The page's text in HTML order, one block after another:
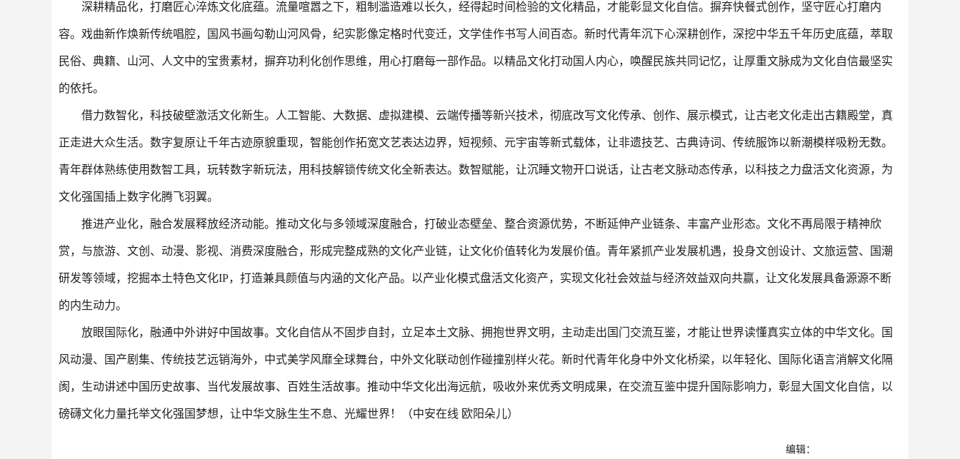
深耕精品化，打磨匠心淬炼文化底蕴。流量喧嚣之下，粗制滥造难以长久，经得起时间检验的文化精品，才能彰显文化自信。摒弃快餐式创作，坚守匠心打磨内
容。戏曲新作焕新传统唱腔，国风书画勾勒山河风骨，纪实影像定格时代变迁，文学佳作书写人间百态。新时代青年沉下心深耕创作，深挖中华五千年历史底蕴，萃取
民俗、典籍、山河、人文中的宝贵素材，摒弃功利化创作思维，用心打磨每一部作品。以精品文化打动国人内心，唤醒民族共同记忆，让厚重文脉成为文化自信最坚实
的依托。
借力数智化，科技破壁激活文化新生。人工智能、大数据、虚拟建模、云端传播等新兴技术，彻底改写文化传承、创作、展示模式，让古老文化走出古籍殿堂，真
正走进大众生活。数字复原让千年古迹原貌重现，智能创作拓宽文艺表达边界，短视频、元宇宙等新式载体，让非遗技艺、古典诗词、传统服饰以新潮模样吸粉无数。
青年群体熟练使用数智工具，玩转数字新玩法，用科技解锁传统文化全新表达。数智赋能，让沉睡文物开口说话，让古老文脉动态传承，以科技之力盘活文化资源，为
文化强国插上数字化腾飞羽翼。
推进产业化，融合发展释放经济动能。推动文化与多领域深度融合，打破业态壁垒、整合资源优势，不断延伸产业链条、丰富产业形态。文化不再局限于精神欣
赏，与旅游、文创、动漫、影视、消费深度融合，形成完整成熟的文化产业链，让文化价值转化为发展价值。青年紧抓产业发展机遇，投身文创设计、文旅运营、国潮
研发等领域，挖掘本土特色文化IP，打造兼具颜值与内涵的文化产品。以产业化模式盘活文化资产，实现文化社会效益与经济效益双向共赢，让文化发展具备源源不断
的内生动力。
放眼国际化，融通中外讲好中国故事。文化自信从不固步自封，立足本土文脉、拥抱世界文明，主动走出国门交流互鉴，才能让世界读懂真实立体的中华文化。国
风动漫、国产剧集、传统技艺远销海外，中式美学风靡全球舞台，中外文化联动创作碰撞别样火花。新时代青年化身中外文化桥梁，以年轻化、国际化语言消解文化隔
阂，生动讲述中国历史故事、当代发展故事、百姓生活故事。推动中华文化出海远航，吸收外来优秀文明成果，在交流互鉴中提升国际影响力，彰显大国文化自信，以
磅礴文化力量托举文化强国梦想，让中华文脉生生不息、光耀世界！（中安在线 欧阳朵儿）
编辑：